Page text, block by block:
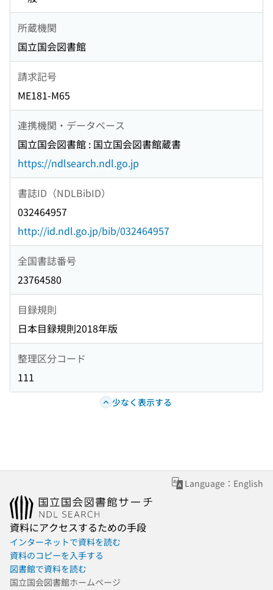
所蔵機関
国立国会図書館
請求記号
ME181-M65
連携機関・データベース
国立国会図書館 : 国立国会図書館蔵書
https://ndlsearch.ndl.go.jp
書誌ID（NDLBibID）
032464957
http://id.ndl.go.jp/bib/032464957
全国書誌番号
23764580
目録規則
日本目録規則2018年版
整理区分コード
111
少なく表示する
Language：English
資料にアクセスするための手段
インターネットで資料を読む
資料のコピーを入手する
図書館で資料を読む
国立国会図書館ホームページ